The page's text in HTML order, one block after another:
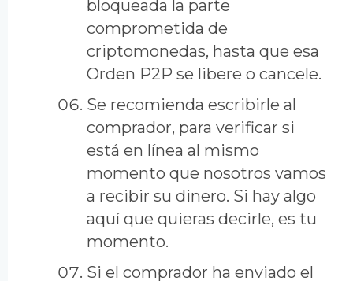
bloqueada la parte
comprometida de
criptomonedas, hasta que esa
Orden P2P se libere o cancele.
Se recomienda escribirle al
comprador, para verificar si
está en línea al mismo
momento que nosotros vamos
a recibir su dinero. Si hay algo
aquí que quieras decirle, es tu
momento.
Si el comprador ha enviado el